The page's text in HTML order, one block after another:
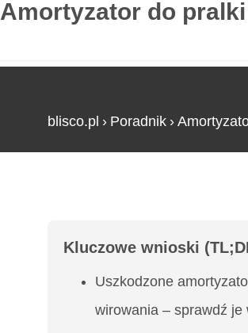
blisco.pl › Poradnik ›
Amortyzator do
Kluczowe wnioski
Uszkodzone
wirowania – sprawdź